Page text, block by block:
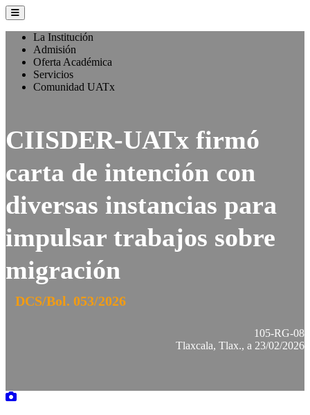
La Institución
Admisión
Oferta Académica
Servicios
Comunidad UATx
CIISDER-UATx firmó
carta de intención con
diversas instancias para
impulsar trabajos sobre
migración
DCS/Bol. 053/2026
105-RG-08
Tlaxcala, Tlax., a 23/02/2026